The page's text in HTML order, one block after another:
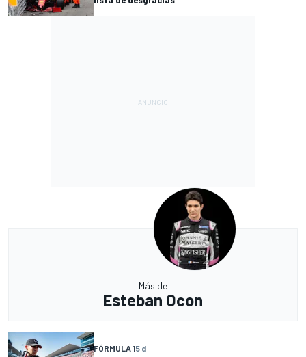
Más de
Esteban Ocon
FÓRMULA 15 d